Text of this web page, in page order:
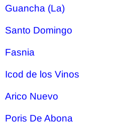
Guancha (La)
Santo Domingo
Fasnia
Icod de los Vinos
Arico Nuevo
Poris De Abona